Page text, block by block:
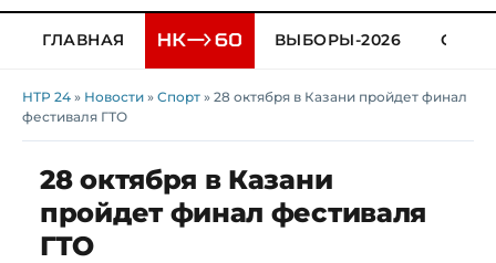
ГЛАВНАЯ ВЫБОРЫ-2026
НТР 24 » Новости » Спорт » 28 октября в Казани пройдет финал
фестиваля ГТО
28 октября в Казани
пройдет финал фестиваля
ГТО